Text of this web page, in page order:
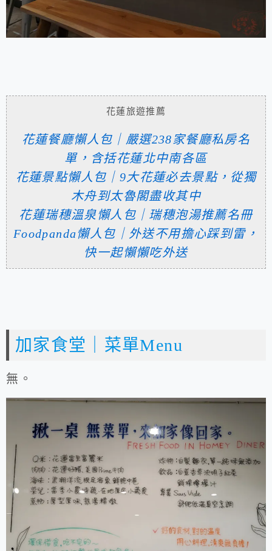
花蓮旅遊推薦
花蓮餐廳懶人包｜嚴選238家餐廳私房名
單，含括花蓮北中南各區
花蓮景點懶人包｜9大花蓮必去景點，從獨
木舟到太魯閣盡收其中
花蓮瑞穗溫泉懶人包｜瑞穗泡湯推薦名冊
Foodpanda懶人包｜外送不用擔心踩到雷，
快一起懶懶吃外送
加家食堂｜菜單Menu
無。